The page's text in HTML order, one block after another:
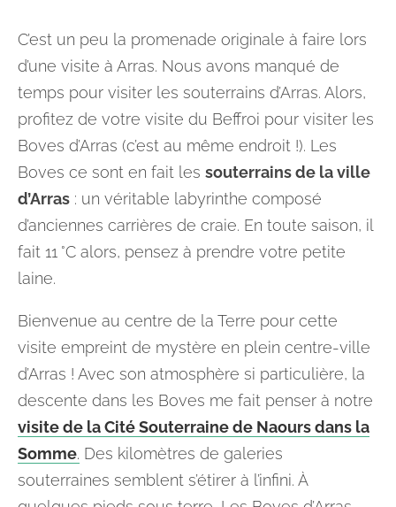
C’est un peu la promenade originale à faire lors
d’une visite à Arras. Nous avons manqué de
temps pour visiter les souterrains d’Arras. Alors,
profitez de votre visite du Beffroi pour visiter les
Boves d’Arras (c’est au même endroit !). Les
Boves ce sont en fait les souterrains de la ville
d’Arras : un véritable labyrinthe composé
d’anciennes carrières de craie. En toute saison, il
fait 11 °C alors, pensez à prendre votre petite
laine.
Bienvenue au centre de la Terre pour cette
visite empreint de mystère en plein centre-ville
d’Arras ! Avec son atmosphère si particulière, la
descente dans les Boves me fait penser à notre
visite de la Cité Souterraine de Naours dans la
Somme. Des kilomètres de galeries
souterraines semblent s’étirer à l’infini. À